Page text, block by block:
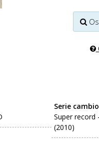
Serie
Super record
(2010)